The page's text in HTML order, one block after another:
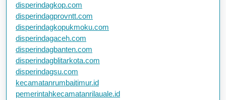
disperindagkop.com
disperindagprovntt.com
disperindagkopukmoku.com
disperindagaceh.com
disperindagbanten.com
disperindagblitarkota.com
disperindagsu.com
kecamatanrumbaitimur.id
pemerintahkecamatanrilauale.id